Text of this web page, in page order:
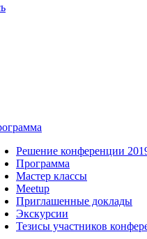
Решение конференции
Программа
Мастер классы
Meetup
Приглашенные доклады
Экскурсии
Тезисы участников